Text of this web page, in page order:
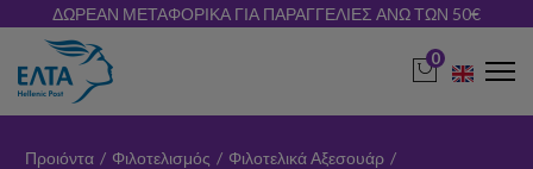
ΔΩΡΕΑΝ ΜΕΤΑΦΟΡΙΚΑ ΓΙΑ ΠΑΡΑΓΓΕΛΙΕΣ ΑΝΩ ΤΩΝ 50€
0
Προιόντα / Φιλοτελισμός / Φιλοτελικά Αξεσουάρ /